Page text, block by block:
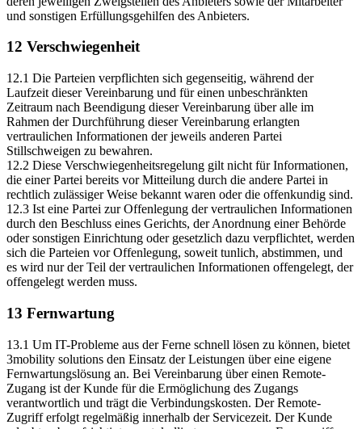
und sonstigen Erfüllungsgehilfen des Anbieters.
12 Verschwiegenheit
12.1 Die Parteien verpflichten sich gegenseitig, während der
Laufzeit dieser Vereinbarung und für einen unbeschränkten
Zeitraum nach Beendigung dieser Vereinbarung über alle im
Rahmen der Durchführung dieser Vereinbarung erlangten
vertraulichen Informationen der jeweils anderen Partei
Stillschweigen zu bewahren.
12.2 Diese Verschwiegenheitsregelung gilt nicht für Informationen,
die einer Partei bereits vor Mitteilung durch die andere Partei in
rechtlich zulässiger Weise bekannt waren oder die offenkundig sind.
12.3 Ist eine Partei zur Offenlegung der vertraulichen Informationen
durch den Beschluss eines Gerichts, der Anordnung einer Behörde
oder sonstigen Einrichtung oder gesetzlich dazu verpflichtet, werden
sich die Parteien vor Offenlegung, soweit tunlich, abstimmen, und
es wird nur der Teil der vertraulichen Informationen offengelegt, der
offengelegt werden muss.
13 Fernwartung
13.1 Um IT-Probleme aus der Ferne schnell lösen zu können, bietet
3mobility solutions den Einsatz der Leistungen über eine eigene
Fernwartungslösung an. Bei Vereinbarung über einen Remote-
Zugang ist der Kunde für die Ermöglichung des Zugangs
verantwortlich und trägt die Verbindungskosten. Der Remote-
Zugriff erfolgt regelmäßig innerhalb der Servicezeit. Der Kunde